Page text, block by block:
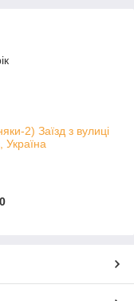
2) Заїзд з вулиці
Україна